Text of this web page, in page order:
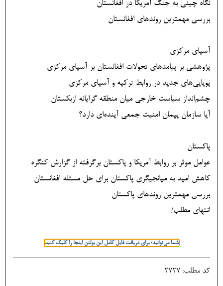
نگاه چینی به جنگ آمریکا در افغانستان
بررسی مهمترین روندهای افغانستان
آسیای مرکزی
پژوهشی بر پیامدهای تحولات افغانستان بر آسیای مرکزی
پویایی‌های جدید در روابط ترکیه و آسیای مرکزی
چشم‌انداز سیاست خارجی میان منطقه گرایانه ازبکستان
آیا سازمان پیمان امنیت جمعی آینده‌ای دارد؟
پاکستان
عوامل موثر بر روابط آمریکا و پاکستان برگرفته از گزارش کنگره
کاهش امید به میانجیگری پاکستان برای حل مسئله افغانستان
بررسی مهمترین روندهای پاکستان
انتهای مطلب/
شما می‌توانید؛ برای دریافت فایل کامل این بولتن اینجا را کلیک کنید
کد مطلب: 2727